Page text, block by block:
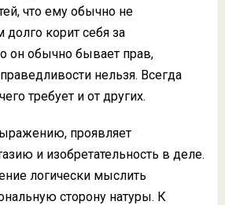
что ему обычно не
долго корит себя за
он обычно бывает прав,
нельзя. Всегда
требует и от других.
проявляет
и изобретательность в деле.
логически мыслить
сторону натуры. К